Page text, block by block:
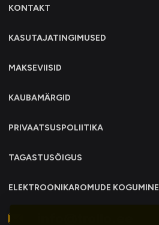
KONTAKT
KASUTAJATINGIMUSED
MAKSEVIISID
KAUBAMÄRGID
PRIVAATSUSPOLIITIKA
TAGASTUSÕIGUS
ELEKTROONIKAROMUDE KOGUMINE